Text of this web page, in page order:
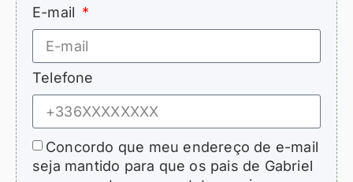
E-mail
Telefone
Concordo que meu endereço de e-mail
seja mantido para que os pais de Gabriel